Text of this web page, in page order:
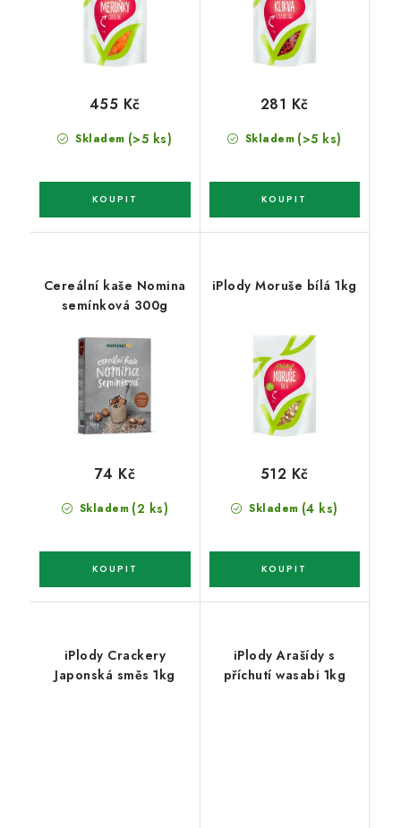
Skladem (>5 ks)
455 Kč
Skladem (>5 ks)
281 Kč
Cereální kaše Nomina
semínková 300g
Skladem (2 ks)
74 Kč
iPlody Moruše bílá 1kg
Skladem (4 ks)
512 Kč
iPlody Crackery
Japonská směs 1kg
iPlody Arašídy s
příchutí wasabi 1kg